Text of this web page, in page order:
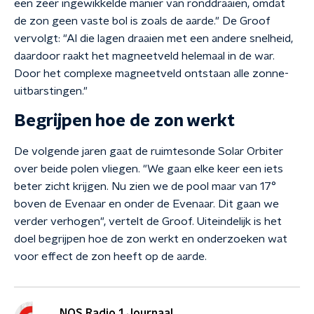
een zeer ingewikkelde manier van ronddraaien, omdat
de zon geen vaste bol is zoals de aarde." De Groof
vervolgt: "Al die lagen draaien met een andere snelheid,
daardoor raakt het magneetveld helemaal in de war.
Door het complexe magneetveld ontstaan alle zonne-
uitbarstingen."
Begrijpen hoe de zon werkt
De volgende jaren gaat de ruimtesonde Solar Orbiter
over beide polen vliegen. "We gaan elke keer een iets
beter zicht krijgen. Nu zien we de pool maar van 17°
boven de Evenaar en onder de Evenaar. Dit gaan we
verder verhogen", vertelt de Groof. Uiteindelijk is het
doel begrijpen hoe de zon werkt en onderzoeken wat
voor effect de zon heeft op de aarde.